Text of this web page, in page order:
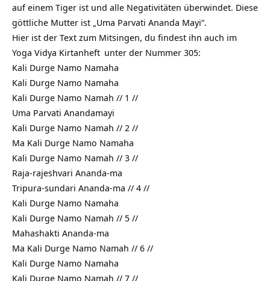
auf einem Tiger ist und alle Negativitäten überwindet. Diese
göttliche Mutter ist „Uma Parvati Ananda Mayi“.
Hier ist der Text zum Mitsingen, du findest ihn auch im
Yoga Vidya Kirtanheft unter der Nummer 305:
Kali Durge Namo Namaha
Kali Durge Namo Namaha
Kali Durge Namo Namah // 1 //
Uma Parvati Anandamayi
Kali Durge Namo Namah // 2 //
Ma Kali Durge Namo Namaha
Kali Durge Namo Namah // 3 //
Raja-rajeshvari Ananda-ma
Tripura-sundari Ananda-ma // 4 //
Kali Durge Namo Namaha
Kali Durge Namo Namah // 5 //
Mahashakti Ananda-ma
Ma Kali Durge Namo Namah // 6 //
Kali Durge Namo Namaha
Kali Durge Namo Namah // 7 //